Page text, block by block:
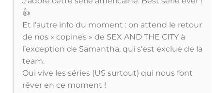
👍
Et l’autre info du moment : on attend le retour
de nos « copines » de SEX AND THE CITY à
l’exception de Samantha, qui s’est exclue de la
team.
Oui vive les séries (US surtout) qui nous font
rêver en ce moment !